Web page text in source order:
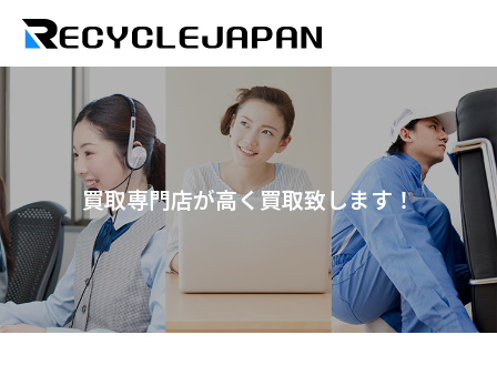
買取専門店が高く買取致します！